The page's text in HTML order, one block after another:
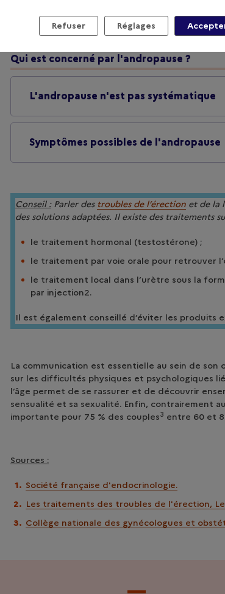
Qui est concerné par l'andropause ?
L'andropause n'est pas systématique
Symptômes possibles de l'andropause
Conseil : Parler des troubles de l’érection et de la
des solutions adaptées. Il existe des traitements
le traitement hormonal (testostérone) ;
le traitement par voie orale pour retrouver
le traitement local dans l’urètre sous la
par injection2.
Il est également conseillé d’éviter les produits
La communication est essentielle au sein de son
sur les difficultés physiques et psychologiques
l’âge permet de se rassurer et de découvrir
sensualité et sa sexualité. Enfin, contrairement
importante pour 75 % des couples3 entre 60 et
Sources :
Société française d'endocrinologie.
Les traitements des troubles de l'érection,
Collège nationale des gynécologues et
Refuser Réglages